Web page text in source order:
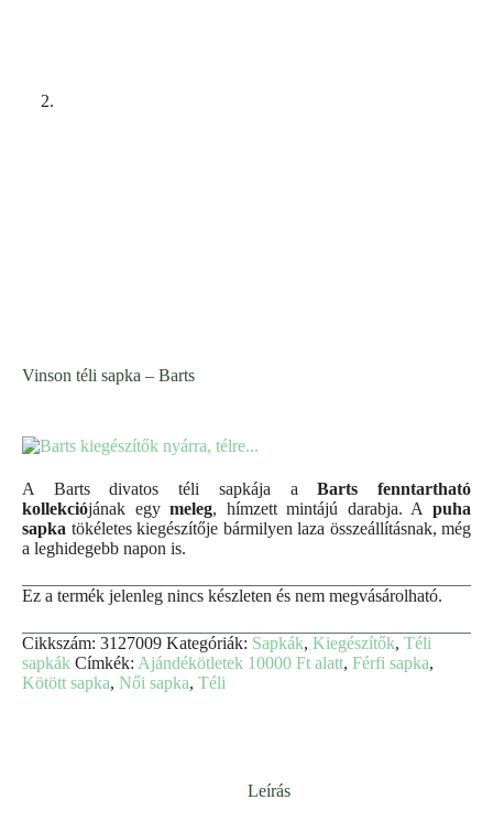
Vinson téli sapka – Barts
A Barts divatos téli sapkája aBarts fenntartható
kollekciójának egymeleg, hímzett mintájú darabja. Apuha
sapka tökéletes kiegészítője bármilyen laza összeállításnak, még
a leghidegebb napon is.
Ez a termék jelenleg nincs készleten és nem megvásárolható.
Cikkszám: 3127009 Kategóriák: Sapkák, Kiegészítők, Téli
sapkák Címkék: Ajándékötletek 10000 Ft alatt, Férfi sapka,
Kötött sapka, Női sapka, Téli
Leírás